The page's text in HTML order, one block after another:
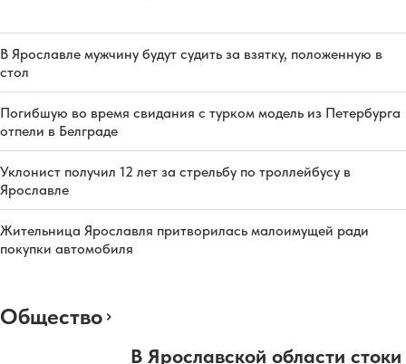
В Ярославле мужчину будут судить за взятку, положенную в
стол
Погибшую во время свидания с турком модель из Петербурга
отпели в Белграде
Уклонист получил 12 лет за стрельбу по троллейбусу в
Ярославле
Жительница Ярославля притворилась малоимущей ради
покупки автомобиля
Общество
В Ярославской области стоки